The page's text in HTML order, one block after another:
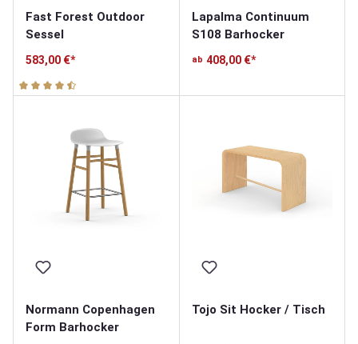
Fast Forest Outdoor
Sessel
583,00 €*
Durchschnittliche Bewertung von 4.9 von 5 Sternen
Lapalma Continuum
S108 Barhocker
ab 408,00 €*
Normann Copenhagen
Form Barhocker
Tojo Sit Hocker / Tisch